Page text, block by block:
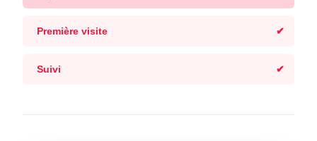
Première visite
Suivi